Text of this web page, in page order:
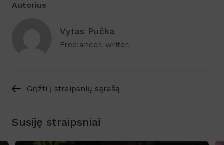
Autorius
Vytas Pučka
Freelancer, writer.
Grįžti į straipsnių sąrašą
Susiję straipsniai